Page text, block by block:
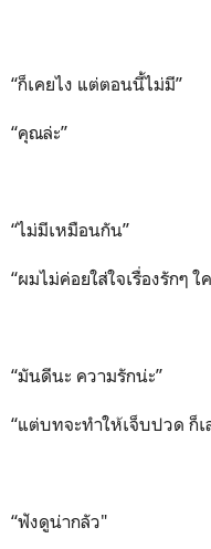
“ก็เคยไง แต่ตอนนี้ไม่มี”
“คุณล่ะ”
“ไม่มีเหมือนกัน”
“ผมไม่ค่อยใส่ใจเรื่องรักๆ ใ
“มันดีนะ ความรักน่ะ”
“แต่บทจะทำให้เจ็บปวด ก็
“ฟังดูน่ากลัว"